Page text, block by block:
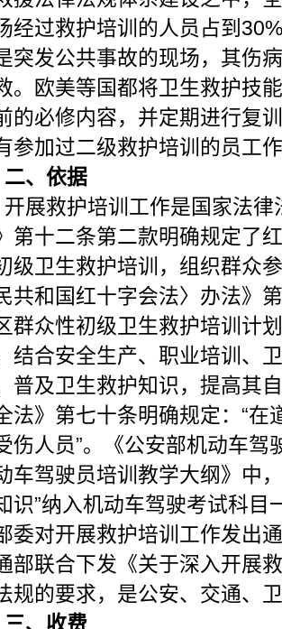
经过救护培训的人员占到
突发公共事故的现场，其伤
。欧美等国都将卫生救护技
的必修内容，并定期进行复
参加过二级救护培训的员工
、依据
展救护培训工作是国家法律
第十二条第二款明确规定了
级卫生救护培训，组织群众
共和国红十字会法〉办法》
群众性初级卫生救护培训计
结合安全生产、职业培训、
普及卫生救护知识，提高其
法》第七十条明确规定：“
伤人员”。《公安部机动车
车驾驶员培训教学大纲》中
识”纳入机动车驾驶考试科
委对开展救护培训工作发出
部联合下发《关于深入开展
规的要求，是公安、交通、
、收费